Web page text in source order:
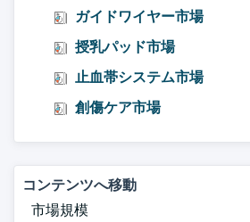
ガイドワイヤー市場
授乳パッド市場
止血帯システム市場
創傷ケア市場
コンテンツへ移動
市場規模